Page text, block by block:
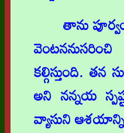
తాను
కల్గిస్తుంది. తన
అని నన్నయ
వ్యాసుని